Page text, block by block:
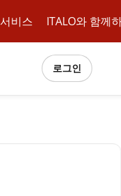
서비스 ITALO와 함께
로그인